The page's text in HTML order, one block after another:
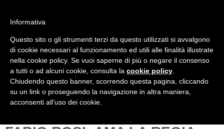
Mondo Italiano nel Mondo
LE INTERVISTE SONO AGLI ITALIANI CHE
RICOPRONO RUOLI ISTITUZIONALI, A
QUELLI CHE RAPPRESENTANO LA
SOCIETÀ E A CHI È UN "COMUNE
CITTADINO" ...
PER TUTTO QUESTO SIAMO "ORGOGLIOSI
DI ESSERE ITALIANI"
Informativa
Questo sito o gli strumenti terzi da questo utilizzati si avvalgono
di cookie necessari al funzionamento ed utili alle finalità illustrate
nella cookie policy. Se vuoi saperne di più o negare il consenso
a tutti o ad alcuni cookie, consulta la cookie policy
Chiudendo questo banner, scorrendo questa pagina, cliccando
su un link o proseguendo la navigazione in altra maniera,
acconsenti all’uso dei cookie.